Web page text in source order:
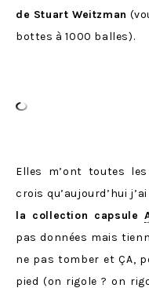
de Stuart Weitzman
bottes à 1000 balles).
Elles m’ont toutes
crois qu’aujourd’hui
la collection capsule
pas données mais
ne pas tomber et ÇA,
pied (on rigole ? on